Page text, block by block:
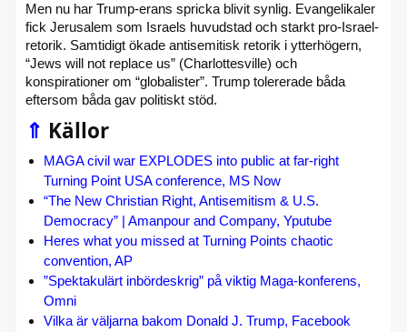
Men nu har Trump-erans spricka blivit synlig. Evangelikaler
fick Jerusalem som Israels huvudstad och starkt pro-Israel-
retorik. Samtidigt ökade antisemitisk retorik i ytterhögern,
“Jews will not replace us” (Charlottesville) och
konspirationer om “globalister”. Trump tolererade båda
eftersom båda gav politiskt stöd.
⇑ Källor
MAGA civil war EXPLODES into public at far-right
Turning Point USA conference, MS Now
“The New Christian Right, Antisemitism & U.S.
Democracy” | Amanpour and Company, Yputube
Heres what you missed at Turning Points chaotic
convention, AP
”Spektakulärt inbördeskrig” på viktig Maga-konferens,
Omni
Vilka är väljarna bakom Donald J. Trump, Facebook